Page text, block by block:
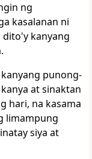
ng
kasalanan ni
dito'y kanyang
kanyang punong-
at sinaktan
hari, na kasama
limampung
siya at